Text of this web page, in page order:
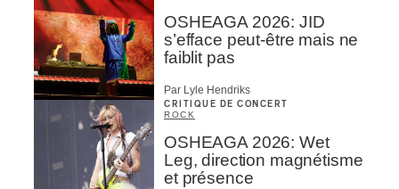
OSHEAGA 2026: JID
s’efface peut-être mais ne
faiblit pas
Par Lyle Hendriks
CRITIQUE DE CONCERT
ROCK
OSHEAGA 2026: Wet
Leg, direction magnétisme
et présence